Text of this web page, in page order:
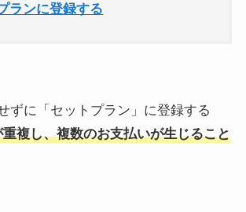
ランに登録する
ずに「セットプラン」に登録する
複し、複数のお支払いが生じること